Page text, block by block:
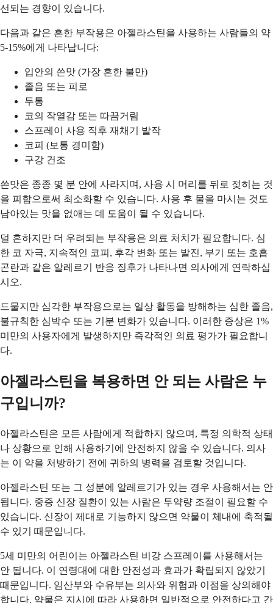
선되는 경향이 있습니다.
다음과 같은 흔한 부작용은 아젤라스틴을 사용하는 사람들의 약
5-15%에게 나타납니다:
입안의 쓴맛 (가장 흔한 불만)
졸음 또는 피로
두통
코의 작열감 또는 따끔거림
스프레이 사용 직후 재채기 발작
코피 (보통 경미함)
구강 건조
쓴맛은 종종 몇 분 안에 사라지며, 사용 시 머리를 뒤로 젖히는 것
을 피함으로써 최소화할 수 있습니다. 사용 후 물을 마시는 것도
남아있는 맛을 없애는 데 도움이 될 수 있습니다.
덜 흔하지만 더 우려되는 부작용은 의료 처치가 필요합니다. 심
한 코 자극, 지속적인 코피, 후각 변화 또는 발진, 부기 또는 호흡
곤란과 같은 알레르기 반응 징후가 나타나면 의사에게 연락하십
시오.
드물지만 심각한 부작용으로는 일상 활동을 방해하는 심한 졸음,
불규칙한 심박수 또는 기분 변화가 있습니다. 이러한 증상은 1%
미만의 사용자에게 발생하지만 즉각적인 의료 평가가 필요합니
다.
아젤라스틴을 복용하면 안 되는 사람은 누
구입니까?
아젤라스틴은 모든 사람에게 적합하지 않으며, 특정 의학적 상태
나 상황으로 인해 사용하기에 안전하지 않을 수 있습니다. 의사
는 이 약을 처방하기 전에 귀하의 병력을 검토할 것입니다.
아젤라스틴 또는 그 성분에 알레르기가 있는 경우 사용해서는 안
됩니다. 중증 신장 질환이 있는 사람은 투약량 조절이 필요할 수
있습니다. 신장이 제대로 기능하지 않으면 약물이 체내에 축적될
수 있기 때문입니다.
5세 미만의 어린이는 아젤라스틴 비강 스프레이를 사용해서는
안 됩니다. 이 연령대에 대한 안전성과 효과가 확립되지 않았기
때문입니다. 임산부와 수유부는 의사와 위험과 이점을 상의해야
합니다. 약물은 지시에 따라 사용하면 일반적으로 안전하다고 간